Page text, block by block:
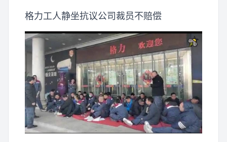
格力工人静坐抗议公司裁员不赔偿